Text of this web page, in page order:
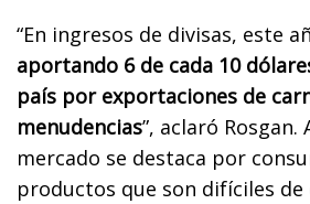
“En ingresos de divisas, este
aportando 6 de cada 10
país por exportaciones de
menudencias”, aclaró Rosgan.
mercado se destaca por
productos que son difíciles de